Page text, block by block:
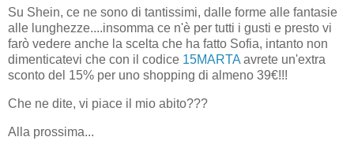
Su Shein, ce ne sono di tantissimi, dalle forme alle fantasie
alle lunghezze....insomma ce n'è per tutti i gusti e presto vi
farò vedere anche la scelta che ha fatto Sofia, intanto non
dimenticatevi che con il codice 15MARTA avrete un'extra
sconto del 15% per uno shopping di almeno 39€!!!
Che ne dite, vi piace il mio abito???
Alla prossima...